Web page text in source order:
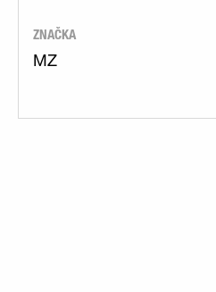
ZNAČKA
MZ